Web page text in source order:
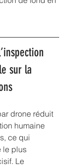
sur la
drone réduit
humaine
ce qui
le plus
Le